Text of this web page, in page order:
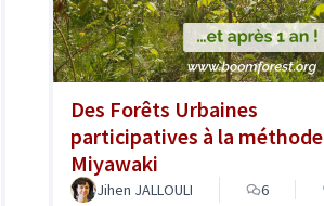
Des Forêts Urbaines
participatives à la méthode
Miyawaki
Jihen JALLOULI 6